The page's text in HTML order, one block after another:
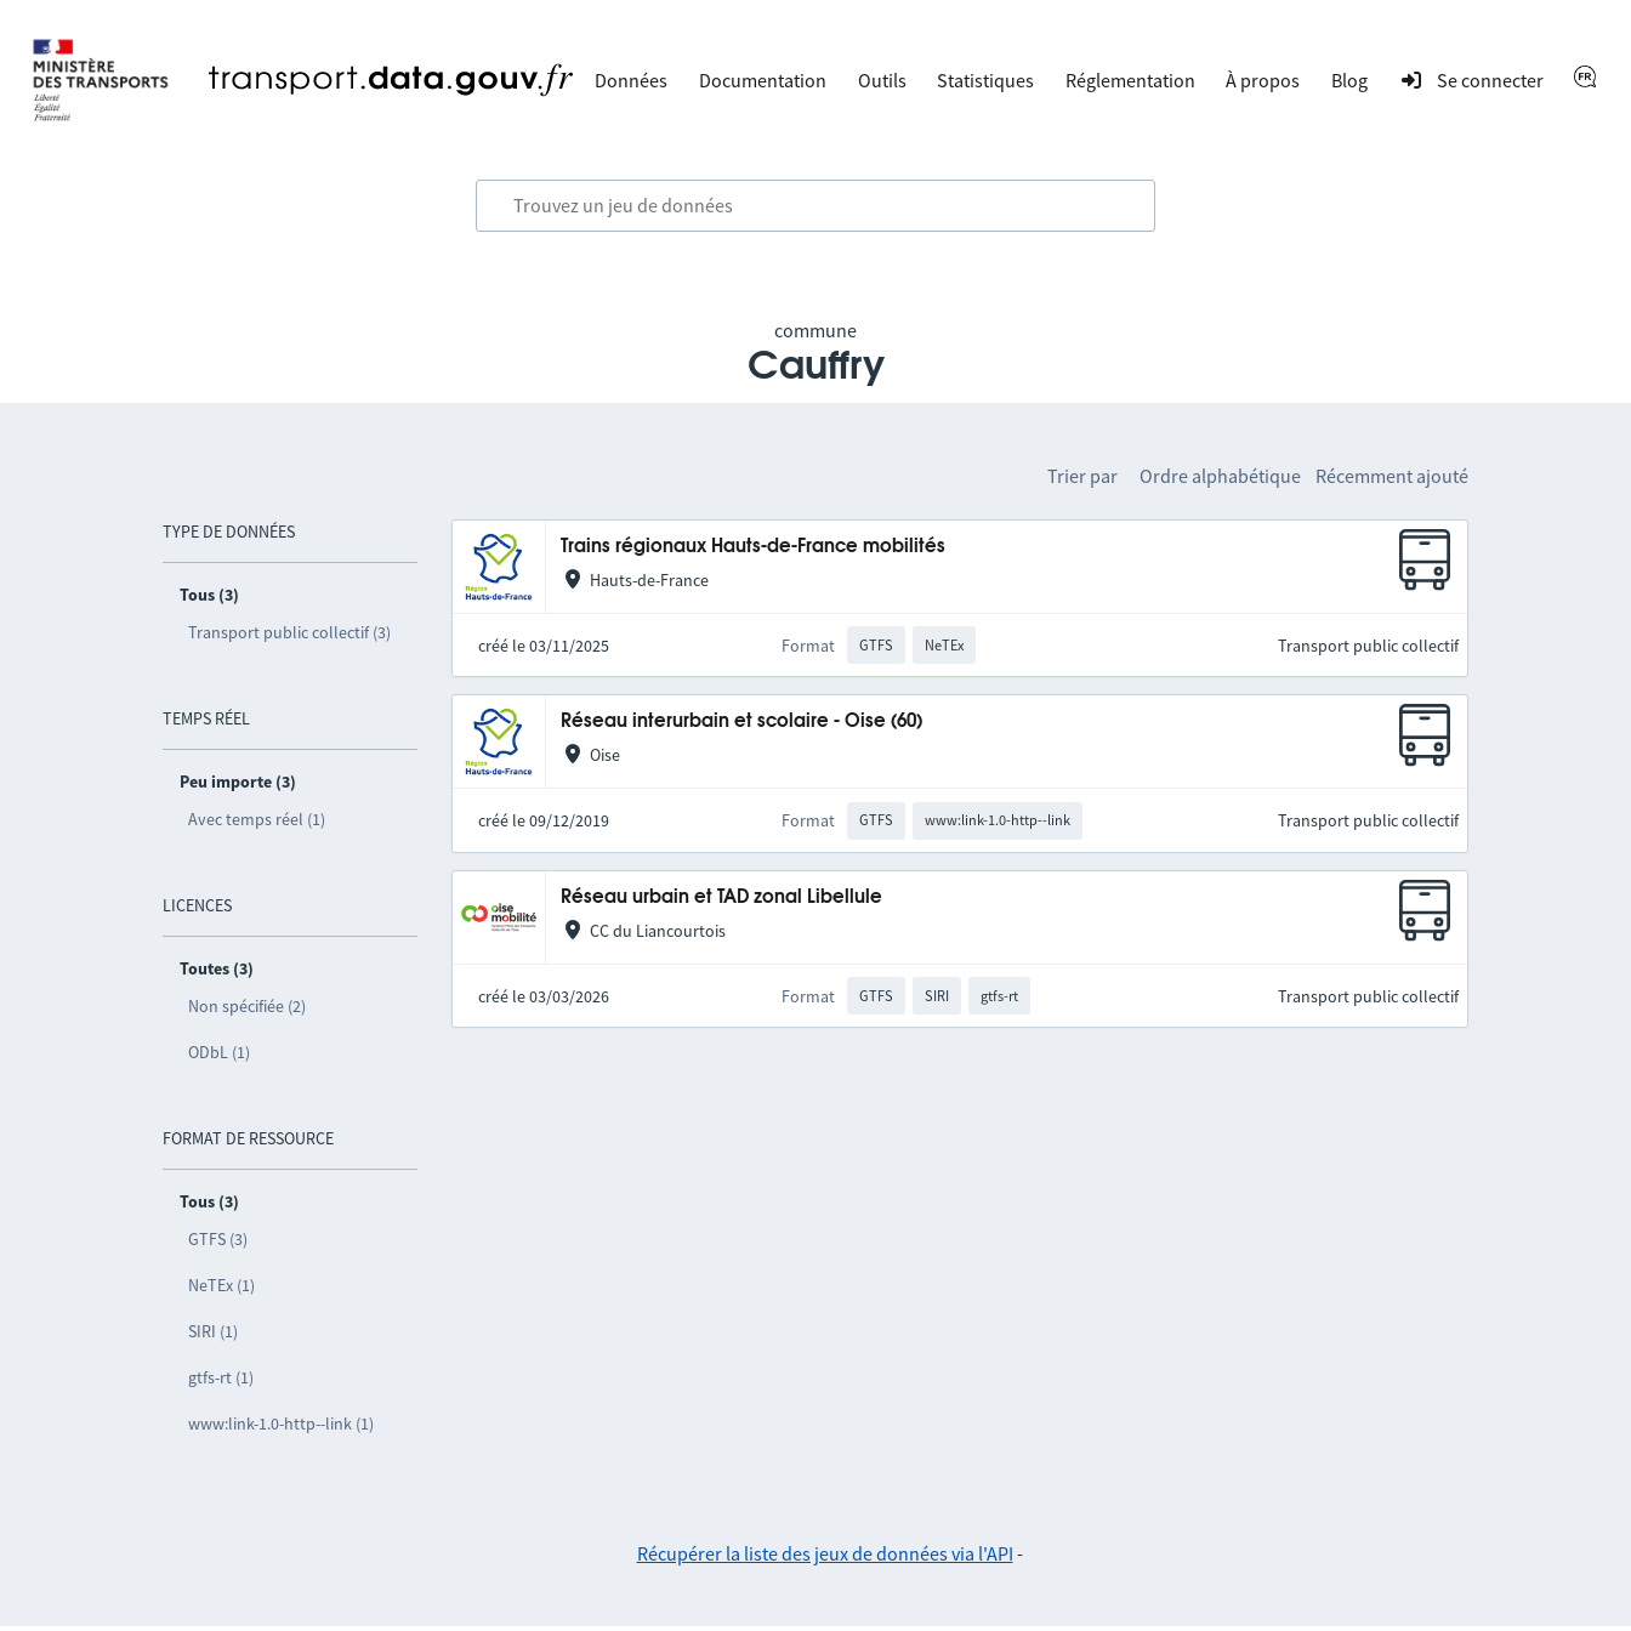
Données Documentation Outils Statistiques Réglementation À propos Blog Se connecter
commune
Cauffry
TYPE DE DONNÉES
Tous (3)
Transport public collectif (3)
TEMPS RÉEL
Peu importe (3)
Avec temps réel (1)
LICENCES
Toutes (3)
Non spécifiée (2)
ODbL (1)
FORMAT DE RESSOURCE
Tous (3)
GTFS (3)
NeTEx (1)
SIRI (1)
gtfs-rt (1)
www:link-1.0-http--link (1)
Trier par Ordre alphabétique Récemment ajouté
Trains régionaux Hauts-de-France mobilités
Hauts-de-France
créé le 03/11/2025 Format GTFS NeTEx Transport public collectif
Réseau interurbain et scolaire - Oise (60)
Oise
créé le 09/12/2019 Format GTFS www:link-1.0-http--link Transport public collectif
Réseau urbain et TAD zonal Libellule
CC du Liancourtois
créé le 03/03/2026 Format GTFS SIRI gtfs-rt Transport public collectif
Récupérer la liste des jeux de données via l'API -